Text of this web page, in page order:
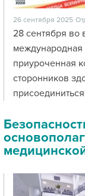
26 сентября 2025
28 сентября во
приуроченная
сторонников